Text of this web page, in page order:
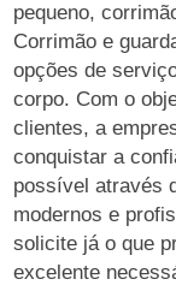
pequeno,
Corrimão e
opções de
corpo. Com o
clientes, a
conquistar a
possível através
modernos e
solicite já o que
excelente